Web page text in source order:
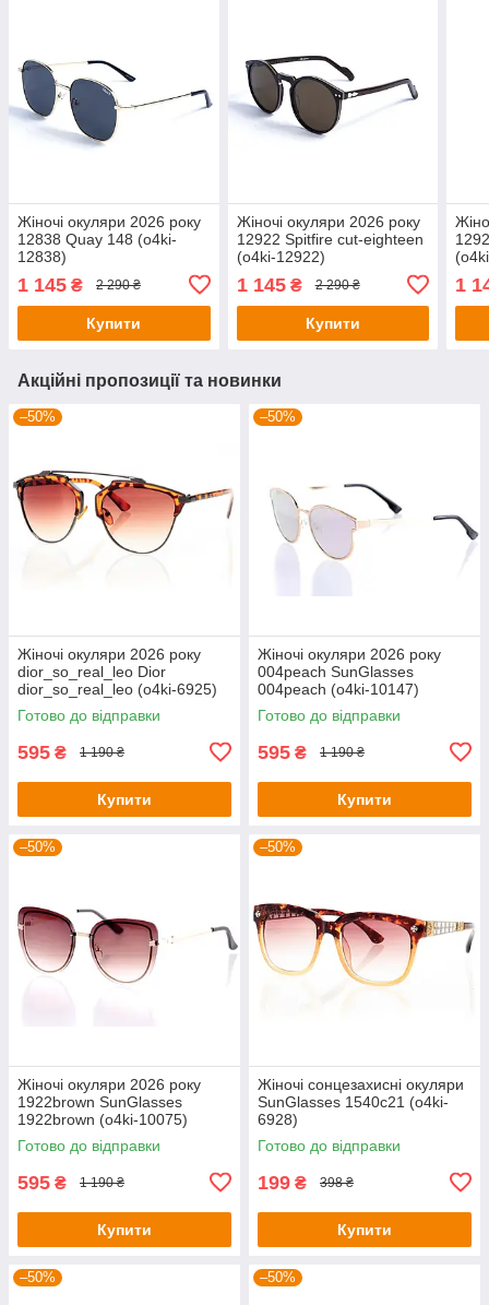
Жіночі окуляри 2026 року
12838 Quay 148 (o4ki-
12838)
1 145 ₴ 2 290 ₴
Купити
Жіночі окуляри 2026 року
12922 Spitfire cut-eighteen
(o4ki-12922)
1 145₴ 2 290 ₴
Купити
1
Акційні пропозиції та новинки
–50%
Жіночі окуляри 2026 року
dior_so_real_leo Dior
dior_so_real_leo (o4ki-6925)
Готово до відправки
595 ₴ 1 190 ₴
Купити
–50%
Жіночі окуляри 2026 року
004peach SunGlasses
004peach (o4ki-10147)
Готово до відправки
595 ₴ 1 190 ₴
Купити
–50%
Жіночі окуляри 2026 року
1922brown SunGlasses
1922brown (o4ki-10075)
Готово до відправки
595 ₴ 1 190 ₴
Купити
–50%
Жіночі сонцезахисні окуляри
SunGlasses 1540c21 (o4ki-
6928)
Готово до відправки
199 ₴ 398 ₴
Купити
–50% –50%